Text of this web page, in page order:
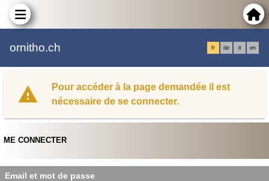
ornitho.ch fr de it en
Pour accéder à la page demandée il est
nécessaire de se connecter.
ME CONNECTER
Email et mot de passe